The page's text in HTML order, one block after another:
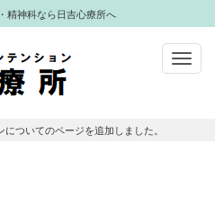
精神科なら日吉心療所へ
ついてのページを追加しました。